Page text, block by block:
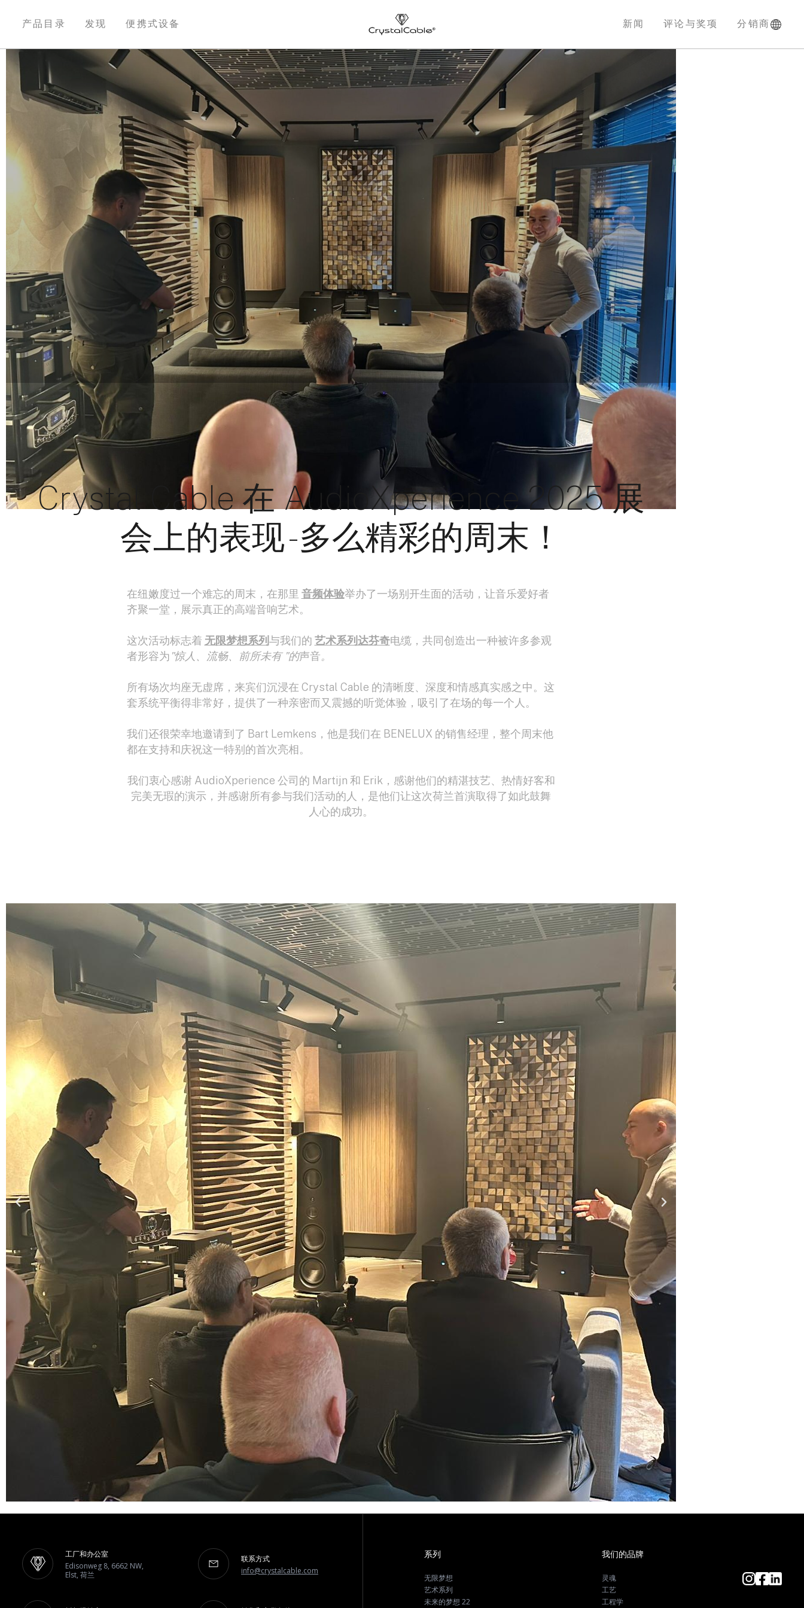
产品目录 发现 便携式设备 新闻 评论与奖项 分销商
Crystal Cable 在 AudioXperience 2025 展
会上的表现 - 多么精彩的周末！
在纽嫩度过一个难忘的周末，在那里 音频体验举办了一场别开生面的活动，让音乐爱好者
齐聚一堂，展示真正的高端音响艺术。
这次活动标志着 无限梦想系列与我们的 艺术系列达芬奇电缆，共同创造出一种被许多参观
者形容为 "惊人、流畅、前所未有 "的声音。
所有场次均座无虚席，来宾们沉浸在 Crystal Cable 的清晰度、深度和情感真实感之中。这
套系统平衡得非常好，提供了一种亲密而又震撼的听觉体验，吸引了在场的每一个人。
我们还很荣幸地邀请到了 Bart Lemkens，他是我们在 BENELUX 的销售经理，整个周末他
都在支持和庆祝这一特别的首次亮相。
我们衷心感谢 AudioXperience 公司的 Martijn 和 Erik，感谢他们的精湛技艺、热情好客和
完美无瑕的演示，并感谢所有参与我们活动的人，是他们让这次荷兰首演取得了如此鼓舞
人心的成功。
工厂和办公室
Edisonweg 8, 6662 NW,
Elst, 荷兰
联系方式
info@crystalcable.com
系列
无限梦想
艺术系列
未来的梦想 22
我们的品牌
灵魂
工艺
工程学